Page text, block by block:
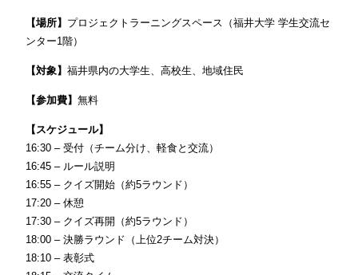
【場所】 プロジェクトラーニングスペース（福井大学 学生交流セ
ンター1階）
【対象】 福井県内の大学生、高校生、地域住民
【参加費】 無料
【スケジュール】
16:30 – 受付（チーム分け、軽食と交流）
16:45 – ルール説明
16:55 – クイズ開始（約5ラウンド）
17:20 – 休憩
17:30 – クイズ再開（約5ラウンド）
18:00 – 決勝ラウンド（上位2チーム対決）
18:10 – 表彰式